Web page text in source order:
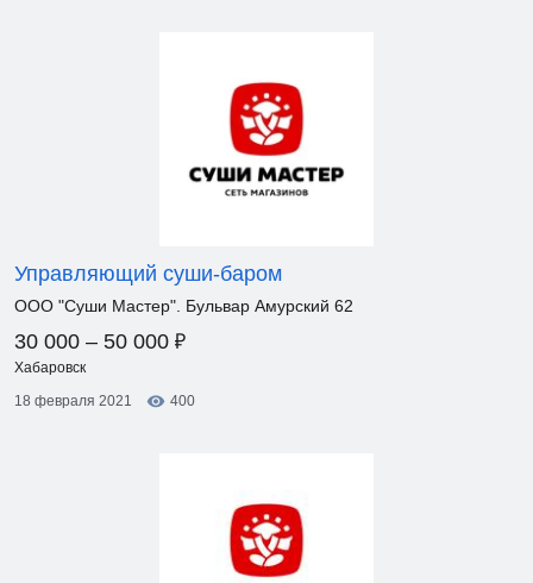
Управляющий суши-баром
ООО "Суши Мастер". Бульвар Амурский 62
30 000 – 50 000 ₽
Хабаровск
18 февраля 2021
400